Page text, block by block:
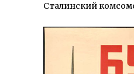
Сталинский